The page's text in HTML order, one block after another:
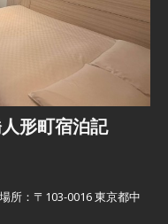
形町宿泊記
所：〒103-0016 東京都中